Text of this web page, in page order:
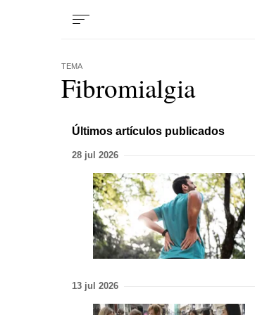
TEMA
Fibromialgia
Últimos artículos publicados
28 jul 2026
13 jul 2026